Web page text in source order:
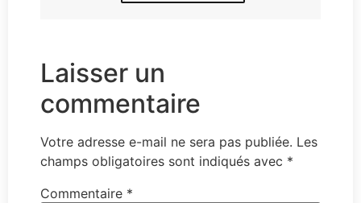
Laisser un
commentaire
Votre adresse e-mail ne sera pas publiée. Les
champs obligatoires sont indiqués avec *
Commentaire *